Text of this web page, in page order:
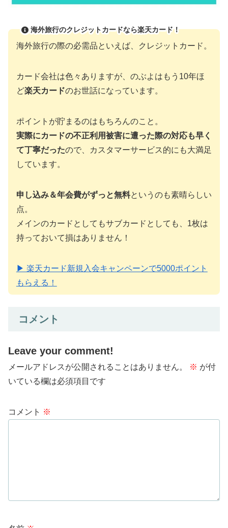
海外旅行のクレジットカードなら楽天カード！
海外旅行の際の必需品といえば、クレジットカード。
カード会社は色々ありますが、のぶよはもう10年ほ
ど楽天カードのお世話になっています。
ポイントが貯まるのはもちろんのこと。
実際にカードの不正利用被害に遭った際の対応も早く
て丁寧だったので、カスタマーサービス的にも大満足
しています。
申し込み＆年会費がずっと無料というのも素晴らしい
点。
メインのカードとしてもサブカードとしても、1枚は
持っておいて損はありません！
▶ 楽天カード新規入会キャンペーンで5000ポイント
もらえる！
コメント
Leave your comment!
メールアドレスが公開されることはありません。 ※ が付
いている欄は必須項目です
コメント ※